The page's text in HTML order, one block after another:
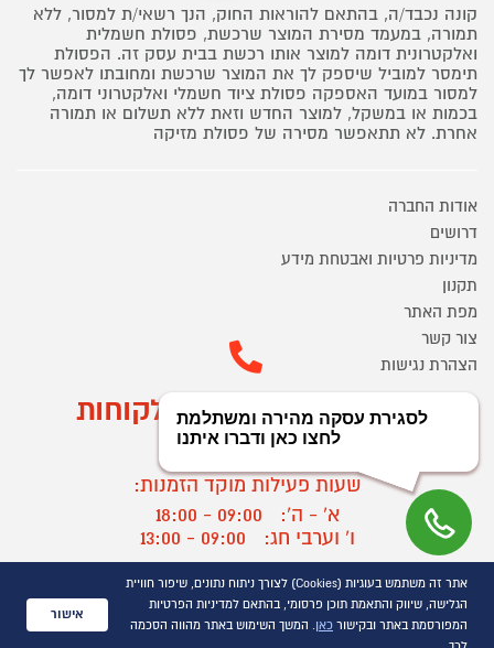
קונה נכבד/ה, בהתאם להוראות החוק, הנך רשאי/ת למסור, ללא
תמורה, במעמד מסירת המוצר שרכשת, פסולת חשמלית
ואלקטרונית דומה למוצר אותו רכשת בבית עסק זה. הפסולת
תימסר למוביל שיספק לך את המוצר שרכשת ומחובתו לאפשר לך
למסור במועד האספקה פסולת ציוד חשמלי ואלקטרוני דומה,
בכמות או במשקל, למוצר החדש וזאת ללא תשלום או תמורה
אחרת. לא תתאפשר מסירה של פסולת מזיקה
אודות החברה
דרושים
מדיניות פרטיות ואבטחת מידע
תקנון
מפת האתר
צור קשר
הצהרת נגישות
מוקד הזמנות ושירות לקוחות
03-9545370
שעות פעילות מוקד הזמנות:
א' - ה':
09:00 - 18:00
ו' וערבי חג:
09:00 - 13:00
שעות פעילות מוקד שירות לקוחות:
א' - ד':
09:00 - 16:30
ה :
09:00 - 16:00
אתר זה משתמש בעוגיות (Cookies) לצורך ניתוח נתונים, שיפור חוויית
הגלישה, שיווק והתאמת תוכן פרסומי, בהתאם למדיניות הפרטיות
המפורסמת באתר ובקישור כאן. המשך השימוש באתר מהווה הסכמה
אישור